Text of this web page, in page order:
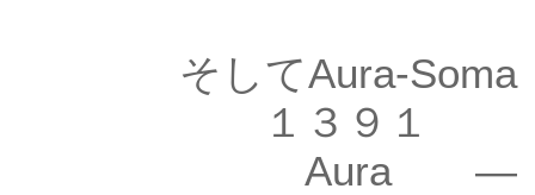
そしてAura-Soma
１３９１
Aura —